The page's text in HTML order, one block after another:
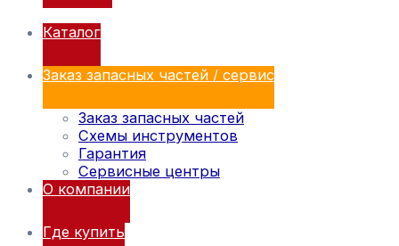
Каталог
Заказ запасных частей / сервис
Заказ запасных частей
Схемы инструментов
Гарантия
Сервисные центры
О компании
Где купить